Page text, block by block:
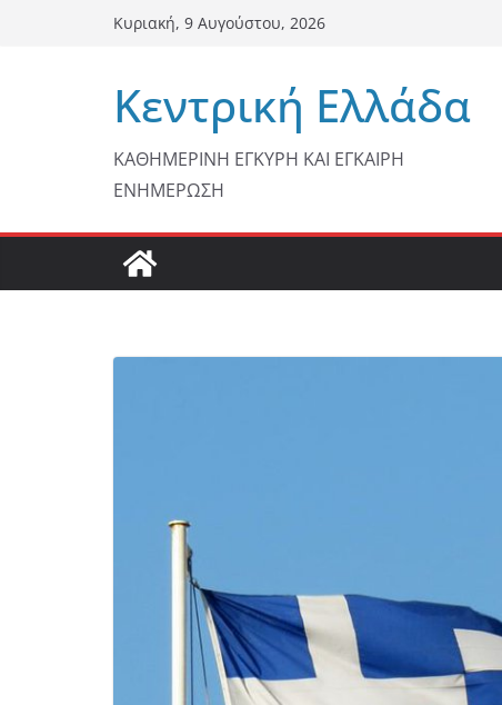
Κυριακή, 9 Αυγούστου, 2026
Κεντρική Ελλάδα
ΚΑΘΗΜΕΡΙΝΗ ΕΓΚΥΡΗ ΚΑΙ ΕΓΚΑΙΡΗ
ΕΝΗΜΕΡΩΣΗ